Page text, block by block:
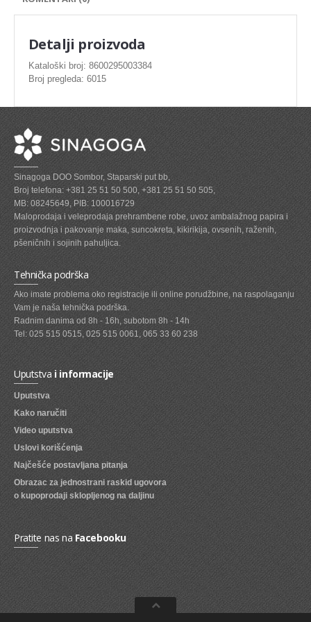
ZAMRZNUTO MESO SVINJSKO
ZAMRZNUTA RIBA
ZAMRZNUTO MESO PILETINA
PASTETE I MESNI NARESCI
TUNJEVINE I KONZERVE
GOTOVA JELA
SIROVINA ZA GASTRO
GASTRO
KISELISI
KECAP, SENF, REN, PARADAJZ,SOS
KOMPOTI
SVEZE VOCE
SVEZE POVRCE
DZEMOVI, MARMALADE I MED
BOMBONI
ZVAKE
LIZALICE
COKOLADE
KREMOVI
BOMBONJERE I PRALINE
MALE COKOLADE I BAROVI
KEKSOVI
KEKS STRUDLE
Detalji proizvoda
Kataloški broj: 8600295003384
Broj pregleda: 6015
Sinagoga DOO Sombor, Staparski put bb,
Broj telefona: +381 25 51 50 500, +381 25 51 50 505,
MB: 08245649, PIB: 100016729
Maloprodaja i veleprodaja prehrambene robe, uvoz ambalažnog papira i
proizvodnja i pakovanje maka, suncokreta, kikirikija, ovsenih, raženih,
pšeničnih i sojinih pahuljica.
Tehnička podrška
Ako imate problema oko registracije ili online porudžbine, na raspolaganju
Vam je naša tehnička podrška.
Radnim danima od 8h - 16h, subotom 8h - 14h
Tel: 025 515 0515, 025 515 0061, 065 33 60 238
Uputstvai informacije
Uputstva
Kako naručiti
Video uputstva
Uslovi korišćenja
Najčešće postavljana pitanja
Obrazac za jednostrani raskid ugovora
o kupoprodaji sklopljenog na daljinu
Pratite nas na Facebooku